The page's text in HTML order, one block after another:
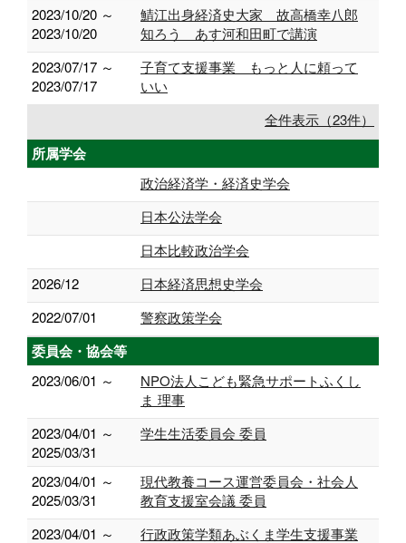
2023/10/20 ～
2023/10/20
鯖江出身経済史大家 故高橋幸八郎
知ろう あす河和田町で講演
2023/07/17 ～
2023/07/17
子育て支援事業 もっと人に頼って
いい
全件表示（23件）
所属学会
政治経済学・経済史学会
日本公法学会
日本比較政治学会
2026/12
日本経済思想史学会
2022/07/01
警察政策学会
委員会・協会等
2023/06/01 ～
NPO法人こども緊急サポートふくし
ま 理事
2023/04/01 ～
2025/03/31
学生生活委員会 委員
2023/04/01 ～
2025/03/31
現代教養コース運営委員会・社会人
教育支援室会議 委員
2023/04/01 ～
行政政策学類あぶくま学生支援事業